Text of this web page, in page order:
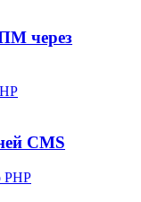
через
CMS